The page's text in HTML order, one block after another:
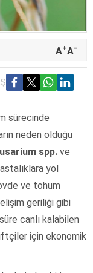
A+A-
sürecinde
neden olduğu
spp. ve
yol
ve tohum
geriliği gibi
canlı kalabilen
için ekonomik